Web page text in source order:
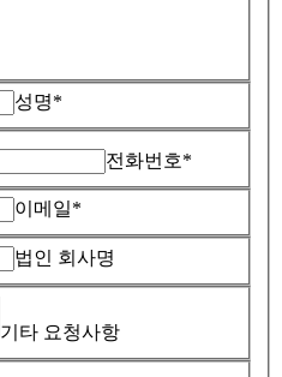
성명*
전화번호*
이메일*
법인 회사명
기타 요청사항